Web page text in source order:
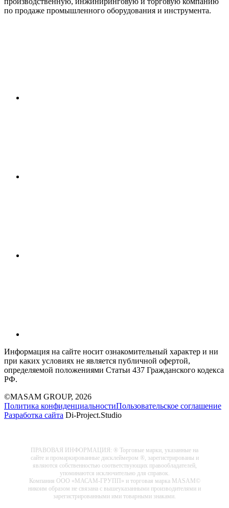
по продаже промышленного оборудования и инструмента.
Информация на сайте носит ознакомительный характер и ни
при каких условиях не является публичной офертой,
определяемой положениями Статьи 437 Гражданского кодекса
РФ.
©MASAM GROUP, 2026
Политика конфиденциальностиПользовательское соглашение
Разработка сайта Di-Project.Studio
ПРАВОВАЯ ИНФОРМАЦИЯ: ® Торговые марки, указанные на
сайте и промаркированные дисклеймером ®, зарегистрированы и
являются собственностью соответствующих правообладателей,
упоминаются исключительно для справок.
Компания ООО «МАСАМ-ГРУПП» и торговая марка MASAM©
никоим образом не связана с вышеуказанными производителями и
зарегистрированными ими товарными знаками.